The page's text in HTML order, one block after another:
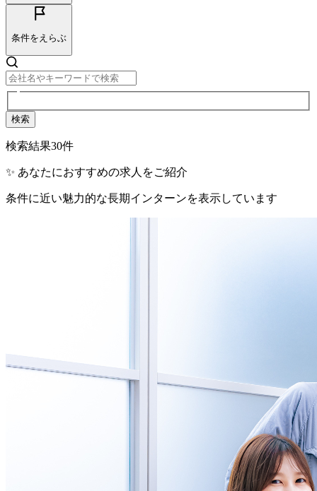
条件をえらぶ
検索
検索結果30件
✨ あなたにおすすめの求人をご紹介
条件に近い魅力的な長期インターンを表示しています